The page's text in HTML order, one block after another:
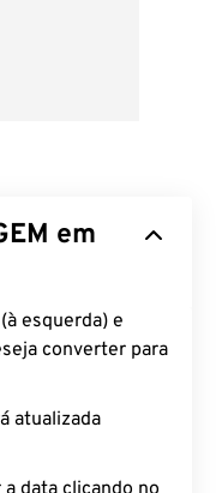
em
esquerda) e
converter para
atualizada